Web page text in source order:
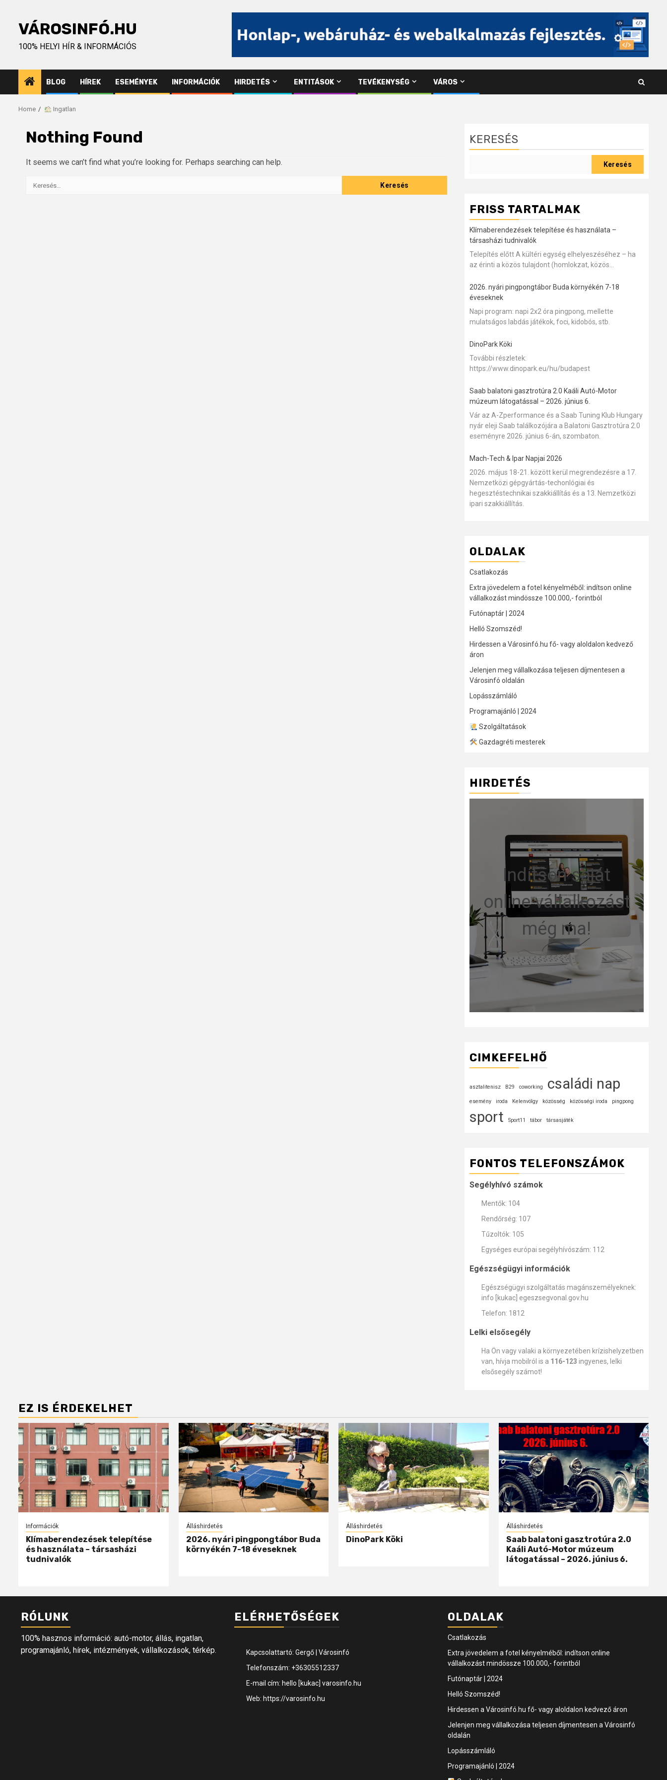
contentVÁROSINFÓ.HU
100% HELYI HÍR & INFORMÁCIÓS
BLOG HÍREK ESEMÉNYEK INFORMÁCIÓK HIRDETÉS ENTITÁSOK TEVÉKENYSÉG VÁROS
Home Ingatlan
Nothing Found
It seems we can’t find what you’re looking for. Perhaps searching can help.
Keresés:
KERESÉS
Keresés
FRISS TARTALMAK
Klímaberendezések telepítése és használata –
társasházi tudnivalók
Telepítés előtt A kültéri egység elhelyeszéséhez – ha
az érinti a közös tulajdont (homlokzat, közös...
2026. nyári pingpongtábor Buda környékén 7-18
éveseknek
Napi program: napi 2x2 óra pingpong, mellette
mulatságos labdás játékok, foci, kidobós, stb.
DinoPark Köki
További részletek:
https://www.dinopark.eu/hu/budapest
Saab balatoni gasztrotúra 2.0 Kaáli Autó-Motor
múzeum látogatással – 2026. június 6.
Vár az A-Zperformance és a Saab Tuning Klub Hungary
nyár eleji Saab találkozójára a Balatoni Gasztrotúra 2.0
eseményre 2026. június 6-án, szombaton.
Mach-Tech & Ipar Napjai 2026
2026. május 18-21. között kerül megrendezésre a 17.
Nemzetközi gépgyártás-techonlógiai és
hegesztéstechnikai szakkiállítás és a 13. Nemzetközi
ipari szakkiállítás.
OLDALAK
Csatlakozás
Extra jövedelem a fotel kényelméből: indítson online
vállalkozást mindössze 100.000,- forintból
Futónaptár | 2024
Helló Szomszéd!
Hirdessen a Városinfó.hu fő- vagy aloldalon kedvező
áron
Jelenjen meg vállalkozása teljesen díjmentesen a
Városinfó oldalán
Lopásszámláló
Programajánló | 2024
Szolgáltatások
Gazdagréti mesterek
HIRDETÉS
Indítson saját
online vállalkozást
még ma!
CIMKEFELHŐ
asztalitenisz B29 coworking családi nap
esemény iroda Kelenvölgy közösség közösségi iroda pingpong
sport Sport11 tábor társasjáték
FONTOS TELEFONSZÁMOK
Segélyhívó számok
Mentők: 104
Rendőrség: 107
Tűzoltók: 105
Egységes európai segélyhívószám: 112
Egészségügyi információk
Egészségügyi szolgáltatás magánszemélyeknek:
info [kukac] egeszsegvonal.gov.hu
Telefon: 1812
Lelki elsősegély
Ha Ön vagy valaki a környezetében krízishelyzetben
van, hívja mobilról is a 116-123 ingyenes, lelki
elsősegély számot!
EZ IS ÉRDEKELHET
Információk
Klímaberendezések telepítése
és használata – társasházi
tudnivalók
Álláshirdetés
2026. nyári pingpongtábor Buda
környékén 7-18 éveseknek
Álláshirdetés
DinoPark Köki
Álláshirdetés
Saab balatoni gasztrotúra 2.0
Kaáli Autó-Motor múzeum
látogatással – 2026. június 6.
RÓLUNK
100% hasznos információ: autó-motor, állás, ingatlan,
programajánló, hírek, intézmények, vállalkozások, térkép.
ELÉRHETŐSÉGEK
Kapcsolattartó: Gergő | Városinfó
Telefonszám: +36305512337
E-mail cím: hello [kukac] varosinfo.hu
Web: https://varosinfo.hu
OLDALAK
Csatlakozás
Extra jövedelem a fotel kényelméből: indítson online
vállalkozást mindössze 100.000,- forintból
Futónaptár | 2024
Helló Szomszéd!
Hirdessen a Városinfó.hu fő- vagy aloldalon kedvező áron
Jelenjen meg vállalkozása teljesen díjmentesen a Városinfó
oldalán
Lopásszámláló
Programajánló | 2024